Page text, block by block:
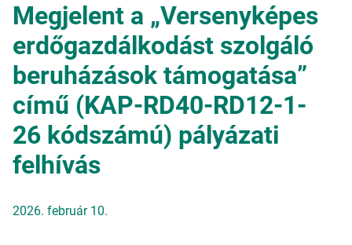
Megjelent a „Versenyképes
erdőgazdálkodást szolgáló
beruházások támogatása”
című (KAP-RD40-RD12-1-
26 kódszámú) pályázati
felhívás
2026. február 10.